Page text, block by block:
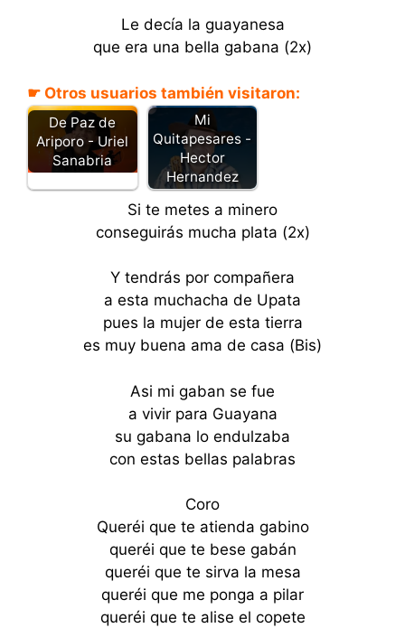
Le decía la guayanesa
que era una bella gabana (2x)
☛ Otros usuarios también visitaron:
De Paz de
Ariporo - Uriel
Sanabria
Mi
Quitapesares -
Hector
Hernandez
Si te metes a minero
conseguirás mucha plata (2x)
Y tendrás por compañera
a esta muchacha de Upata
pues la mujer de esta tierra
es muy buena ama de casa (Bis)
Asi mi gaban se fue
a vivir para Guayana
su gabana lo endulzaba
con estas bellas palabras
Coro
Queréi que te atienda gabino
queréi que te bese gabán
queréi que te sirva la mesa
queréi que me ponga a pilar
queréi que te alise el copete